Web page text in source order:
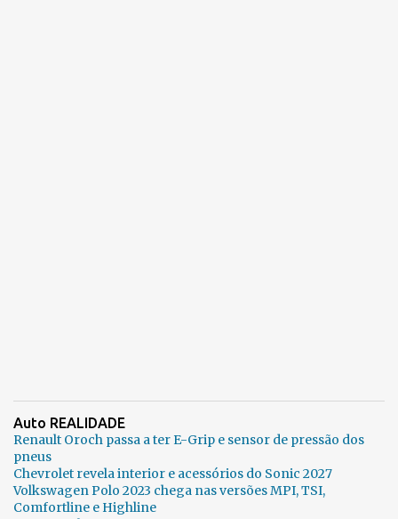
Auto REALIDADE
Renault Oroch passa a ter E-Grip e sensor de pressão dos
pneus
Chevrolet revela interior e acessórios do Sonic 2027
Volkswagen Polo 2023 chega nas versões MPI, TSI,
Comfortline e Highline